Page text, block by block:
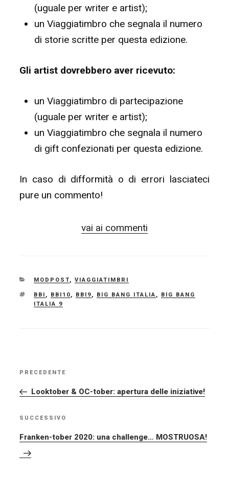
(uguale per writer e artist);
un Viaggiatimbro che segnala il numero
di storie scritte per questa edizione.
Gli artist dovrebbero aver ricevuto:
un Viaggiatimbro di partecipazione
(uguale per writer e artist);
un Viaggiatimbro che segnala il numero
di gift confezionati per questa edizione.
In caso di difformità o di errori lasciateci
pure un commento!
vai ai commenti
CATEGORIE
MODPOST, VIAGGIATIMBRI
TAG
BBI , BBI10, BBI9, BIG BANG ITALIA , BIG BANG
ITALIA 9
Articolo
precedente:
PRECEDENTE
Looktober & OC-tober: apertura delle iniziative!
Articolo
successivo
SUCCESSIVO
Franken-tober 2020: una challenge… MOSTRUOSA!